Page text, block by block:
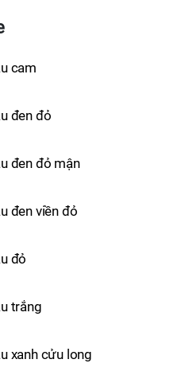
cam
đen đỏ
đen đỏ mận
đen viền đỏ
đỏ
trắng
xanh cửu long